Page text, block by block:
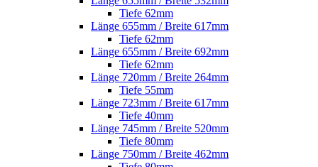
Tiefe 62mm
Länge 655mm / Breite 617mm
Tiefe 62mm
Länge 655mm / Breite 692mm
Tiefe 62mm
Länge 720mm / Breite 264mm
Tiefe 55mm
Länge 723mm / Breite 617mm
Tiefe 40mm
Länge 745mm / Breite 520mm
Tiefe 80mm
Länge 750mm / Breite 462mm